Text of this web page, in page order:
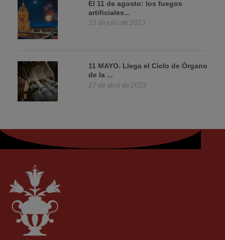
El 11 de agosto: los fuegos
artificiales...
25 de julio de 2023
11 MAYO. Llega el Ciclo de Órgano
de la ...
27 de abril de 2023